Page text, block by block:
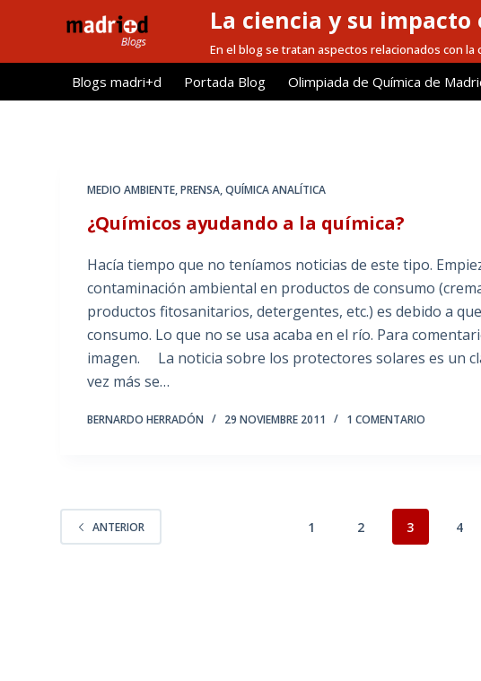
l
La ciencia y su impacto
En el blog se tratan aspectos relacionados con
Blogs madri+d Portada Blog Olimpiada de Química de
MEDIO AMBIENTE,PRENSA,QUÍMICA ANALÍTICA
¿Químicos ayudando a la química?
Hacía tiempo que no teníamos noticias de este tipo.
contaminación ambiental en productos de consumo
productos fitosanitarios, detergentes, etc.) es debido a
consumo. Lo que no se usa acaba en el río. Para
imagen. La noticia sobre los protectores solares es un
vez más se…
BERNARDO HERRADÓN 29 NOVIEMBRE 2011 1 COMENTARIO
ANTERIOR 1 2 3 4